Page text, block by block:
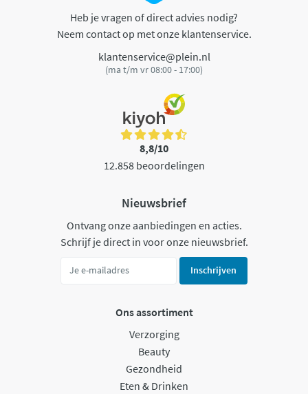
Heb je vragen of direct advies nodig?
Neem contact op met onze klantenservice.
klantenservice@plein.nl
(ma t/m vr 08:00 - 17:00)
8,8/10
12.858 beoordelingen
Nieuwsbrief
Ontvang onze aanbiedingen en acties.
Schrijf je direct in voor onze nieuwsbrief.
Inschrijven
Ons assortiment
Verzorging
Beauty
Gezondheid
Eten & Drinken